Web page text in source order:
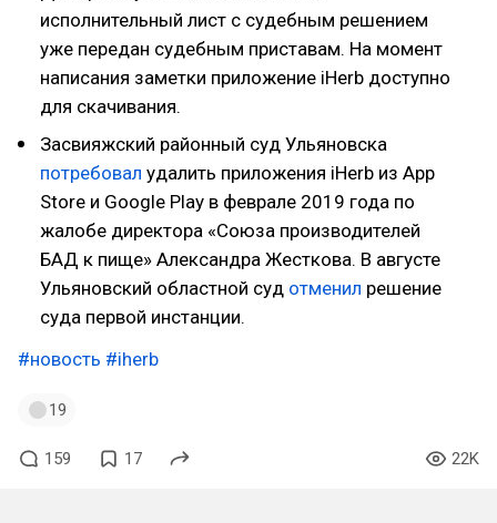
исполнительный лист с судебным решением
уже передан судебным приставам. На момент
написания заметки приложение iHerb доступно
для скачивания.
Засвияжский районный суд Ульяновска
потребовал удалить приложения iHerb из App
Store и Google Play в феврале 2019 года по
жалобе директора «Союза производителей
БАД к пище» Александра Жесткова. В августе
Ульяновский областной суд отменил решение
суда первой инстанции.
#новость #iherb
19
159 17 22K